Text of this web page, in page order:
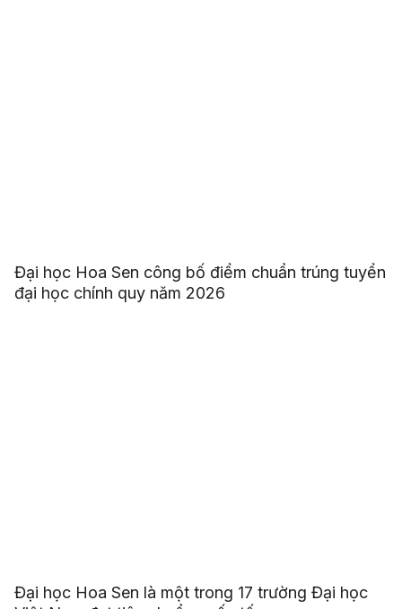
Đại học Hoa Sen công bố điểm chuẩn trúng tuyển
đại học chính quy năm 2026
Đại học Hoa Sen là một trong 17 trường Đại học